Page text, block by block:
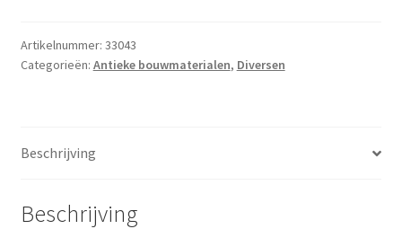
Artikelnummer: 33043
Categorieën: Antieke bouwmaterialen, Diversen
Beschrijving
Beschrijving